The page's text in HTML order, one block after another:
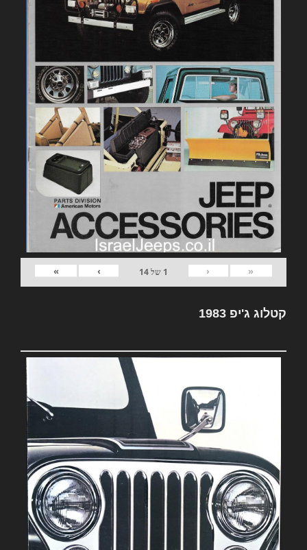
«
‹
1 של14
›
»
קטלוג ג'יפ 1983